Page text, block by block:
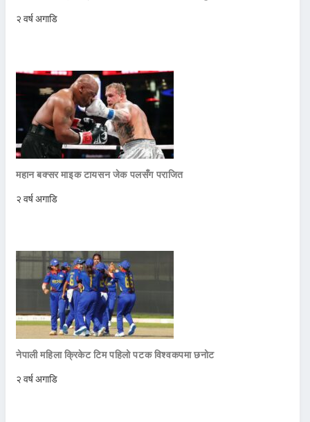
२ वर्ष अगाडि
महान बक्सर माइक टायसन जेक पलसँग पराजित
२ वर्ष अगाडि
नेपाली महिला क्रिकेट टिम पहिलो पटक विश्वकपमा छनोट
२ वर्ष अगाडि